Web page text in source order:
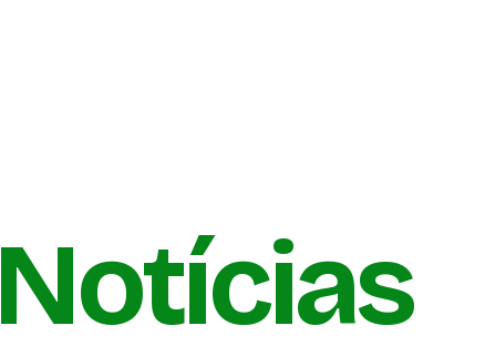
Notícias